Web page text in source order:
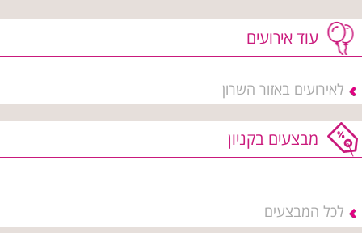
עוד אירועים
לאירועים באזור השרון
מבצעים בקניון
לכל המבצעים